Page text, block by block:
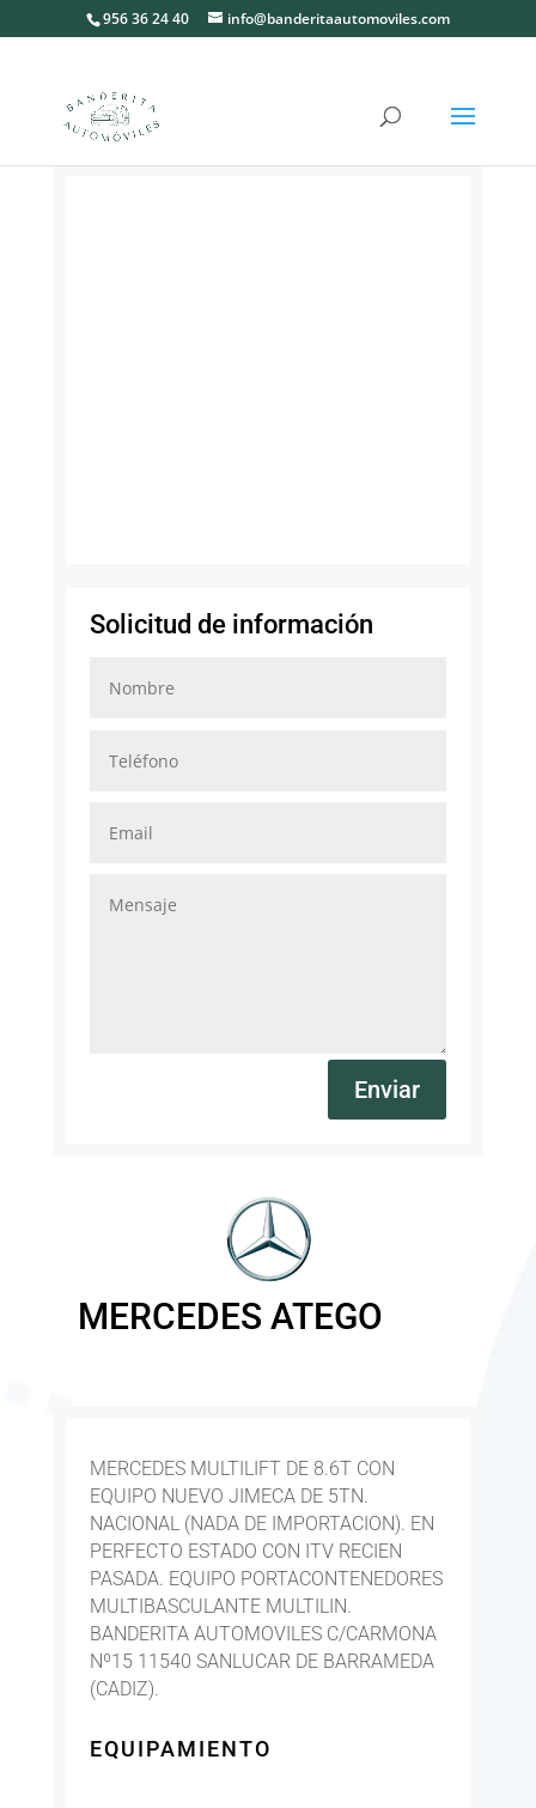
956 36 24 40 info@banderitaautomoviles.com
Inicio/Camiones
Solicitud de información
Enviar
MERCEDES ATEGO
MERCEDES MULTILIFT DE 8.6T CON
EQUIPO NUEVO JIMECA DE 5TN.
NACIONAL (NADA DE IMPORTACION). EN
PERFECTO ESTADO CON ITV RECIEN
PASADA. EQUIPO PORTACONTENEDORES
MULTIBASCULANTE MULTILIN.
BANDERITA AUTOMOVILES C/CARMONA
Nº15 11540 SANLUCAR DE BARRAMEDA
(CADIZ).
EQUIPAMIENTO